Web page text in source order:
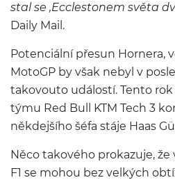
stal se ‚Ecclestonem světa
Daily Mail.
Potenciální přesun Hornera,
MotoGP by však nebyl v
takovouto událostí. Tento
týmu Red Bull KTM Tech 3
někdejšího šéfa stáje Haas
Něco takového prokazuje,
F1 se mohou bez velkých